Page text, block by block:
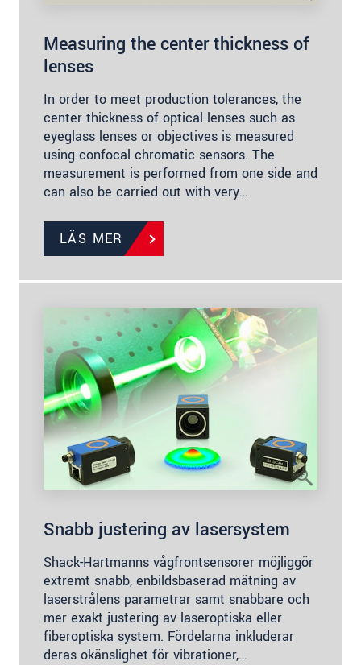
Measuring the center thickness of
lenses
In order to meet production tolerances, the
center thickness of optical lenses such as
eyeglass lenses or objectives is measured
using confocal chromatic sensors. The
measurement is performed from one side and
can also be carried out with very…
LÄS MER
Snabb justering av lasersystem
Shack-Hartmanns vågfrontsensorer möjliggör
extremt snabb, enbildsbaserad mätning av
laserstrålens parametrar samt snabbare och
mer exakt justering av laseroptiska eller
fiberoptiska system. Fördelarna inkluderar
deras okänslighet för vibrationer,…